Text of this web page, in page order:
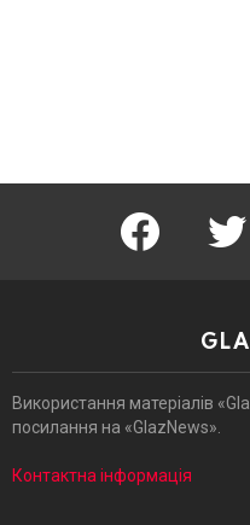
facebook
Використання матеріалів
посилання на «GlazNews».
Контактна інформація